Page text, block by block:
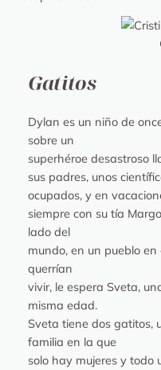
Gatitos
Dylan es un niño de
sobre un
superhéroe desastroso
sus padres, unos
ocupados, y en
siempre con su tía
lado del
mundo, en un pueblo
querrían
vivir, le espera Sveta,
misma edad.
Sveta tiene dos gatitos,
familia en la que
solo hay mujeres y todo